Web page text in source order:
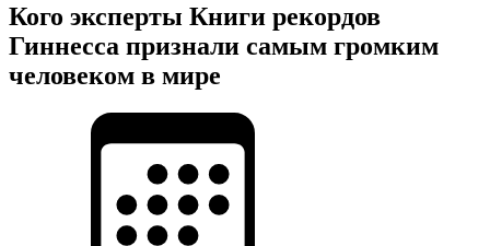
Кого эксперты Книги рекордов
Гиннесса признали самым громким
человеком в мире